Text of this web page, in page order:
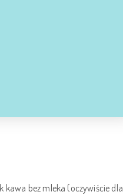
kawa bez mleka (oczywiście dla